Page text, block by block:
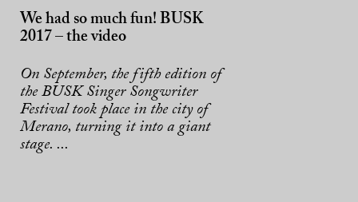
We had so much fun! BUSK
2017 – the video
On September, the fifth edition of
the BUSK Singer Songwriter
Festival took place in the city of
Merano, turning it into a giant
stage. ...